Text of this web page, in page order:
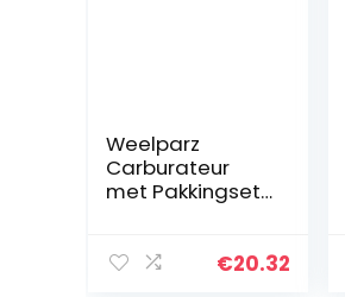
Weelparz
Carburateur
met Pakkingset
45 053 55 S€20.32